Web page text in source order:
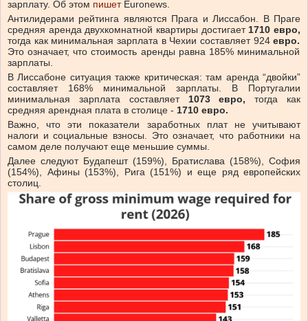
зарплату. Об этом пишет Euronews.
Антилидерами рейтинга являются Прага и Лиссабон. В Праге
средняя аренда двухкомнатной квартиры достигает 1710 евро,
тогда как минимальная зарплата в Чехии составляет 924 евро.
Это означает, что стоимость аренды равна 185% минимальной
зарплаты.
В Лиссабоне ситуация также критическая: там аренда “двойки”
составляет 168%
минимальной зарплаты. В Португалии
минимальная зарплата составляет
1073 евро, тогда как
средняя арендная плата в столице - 1710 евро.
Важно, что эти показатели заработных плат не учитывают
налоги и социальные взносы. Это означает, что работники на
самом деле получают еще меньшие суммы.
Далее следуют Будапешт (159%), Братислава (158%), София
(154%), Афины (153%), Рига (151%) и еще ряд европейских
столиц.